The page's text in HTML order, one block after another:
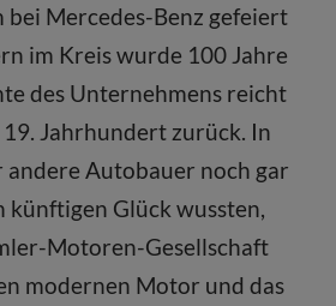
bei Mercedes-Benz gefeiert
im Kreis wurde 100 Jahre
des Unternehmens reicht
Jahrhundert zurück. In
andere Autobauer noch gar
künftigen Glück wussten,
Motoren-Gesellschaft
modernen Motor und das